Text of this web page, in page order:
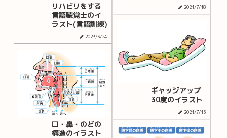
リハビリをする
言語聴覚士のイ
ラスト(言語訓練)
2023/3/24
2021/7/18
ギャッジアップ
30度のイラスト
2021/7/15
口・鼻・のどの
構造のイラスト